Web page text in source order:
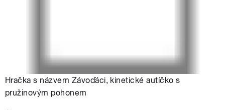
Hračka s názvem Závoďáci, kinetické autíčko s
pružinovým pohonem